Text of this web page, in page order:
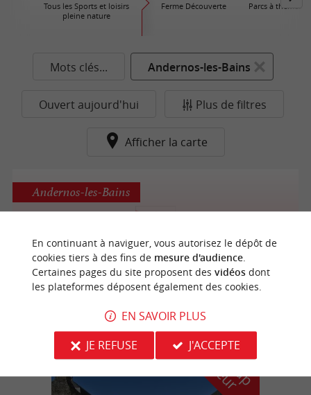
Tous les Sports et loisirs
pleine nature
Ferme Découverte Parcs à thèmes
Mots clés... Andernos-les-Bains
Ouvert aujourd'hui Plus de filtres
Afficher la carte
Escalad'Parc
Andernos-les-Bains
n
o
t
r
e
c
o
u
p
d
e
c
o
e
u
r
En continuant à naviguer, vous autorisez le dépôt de
cookies tiers à des fins de mesure d'audience.
Certaines pages du site proposent des vidéosdont
les plateformes déposent également des cookies.
EN SAVOIR PLUS
JE REFUSE
J'ACCEPTE